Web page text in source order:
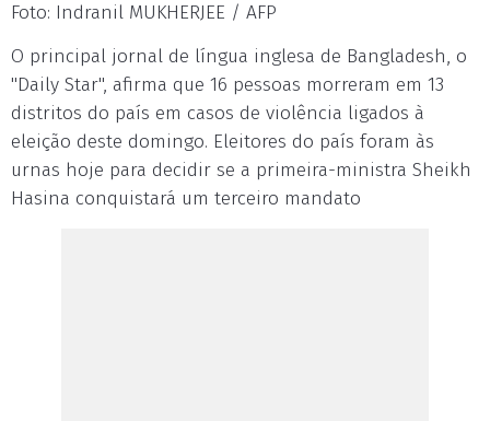
Foto: Indranil MUKHERJEE / AFP
O principal jornal de língua inglesa de Bangladesh, o
"Daily Star", afirma que 16 pessoas morreram em 13
distritos do país em casos de violência ligados à
eleição deste domingo. Eleitores do país foram às
urnas hoje para decidir se a primeira-ministra Sheikh
Hasina conquistará um terceiro mandato